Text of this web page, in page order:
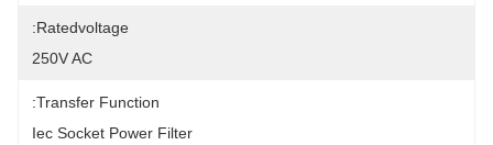
Ratedvoltage:
250V AC
Transfer Function:
Iec Socket Power Filter